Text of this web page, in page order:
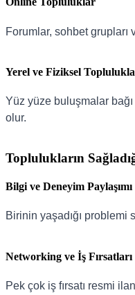
Forumlar, sohbet grupları
Yerel ve Fiziksel
Yüz yüze buluşmalar
olur.
Toplulukların
Bilgi ve Deneyim Paylaşımı
Birinin yaşadığı
Networking ve İş Fırsatları
Pek çok iş fırsatı resmi